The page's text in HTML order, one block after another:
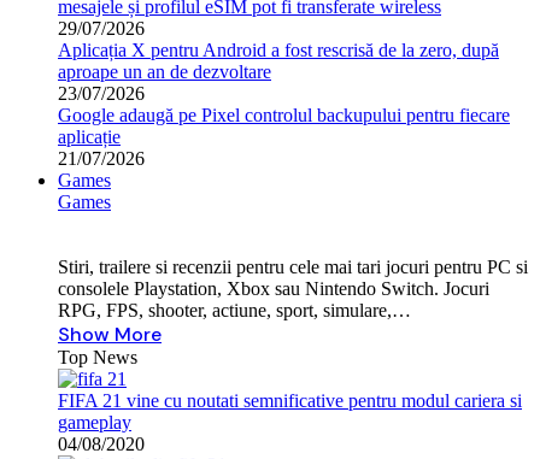
mesajele și profilul eSIM pot fi transferate wireless
29/07/2026
Aplicația X pentru Android a fost rescrisă de la zero, după
aproape un an de dezvoltare
23/07/2026
Google adaugă pe Pixel controlul backupului pentru fiecare
aplicație
21/07/2026
Games
Games
Stiri, trailere si recenzii pentru cele mai tari jocuri pentru PC si
consolele Playstation, Xbox sau Nintendo Switch. Jocuri
RPG, FPS, shooter, actiune, sport, simulare,…
Show More
Top News
FIFA 21 vine cu noutati semnificative pentru modul cariera si
gameplay
04/08/2020